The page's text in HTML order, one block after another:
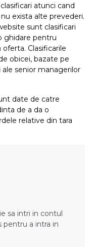
atunci cand
exista alte prevederi.
sunt clasificari
ghidare pentru
Clasificarile
obicei, bazate pe
senior managerilor
date de catre
de a da o
relative din tara
sa intri in contul
pentru a intra in